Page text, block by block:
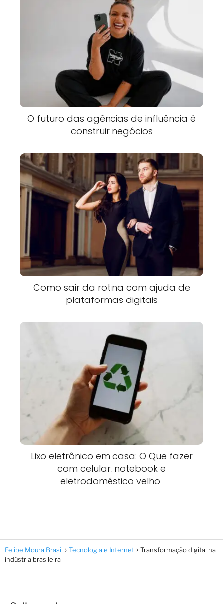
O futuro das agências de influência é
construir negócios
Como sair da rotina com ajuda de
plataformas digitais
Lixo eletrônico em casa: O Que fazer
com celular, notebook e
eletrodoméstico velho
Felipe Moura Brasil Tecnologia e Internet
Transformação digital na
indústria brasileira